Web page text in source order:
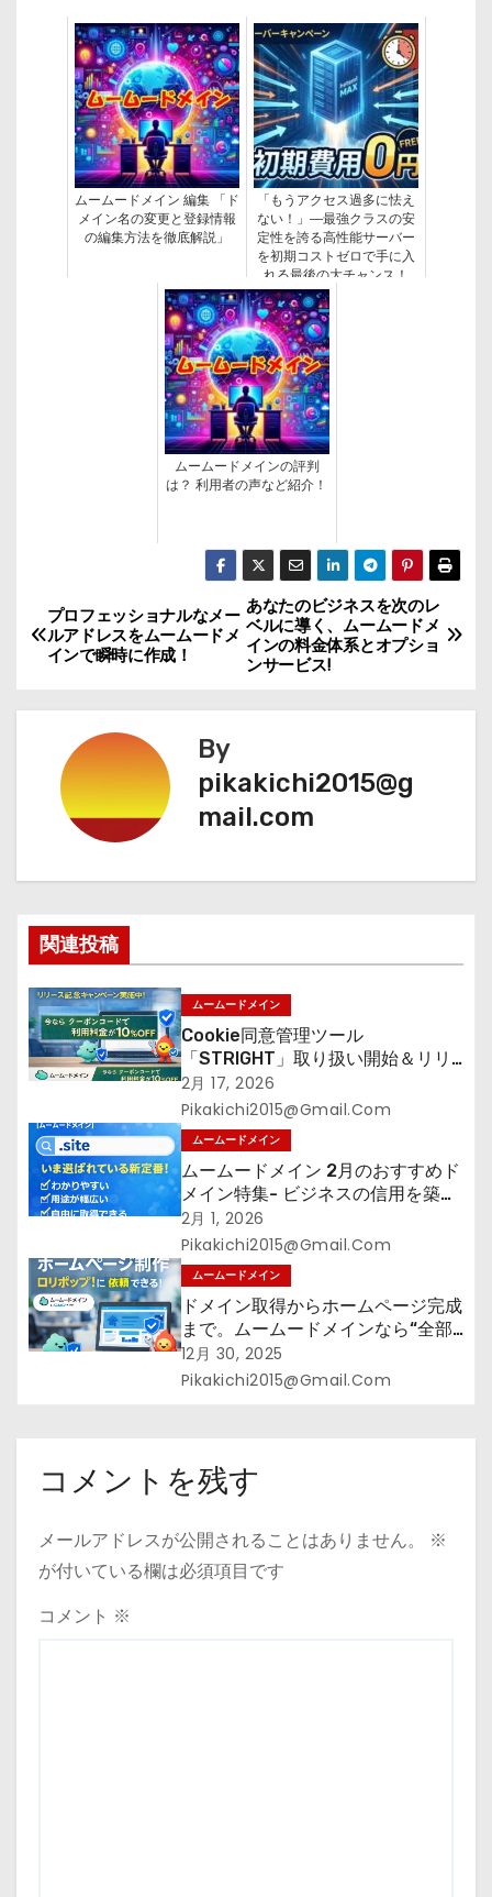
ムームードメイン 編集 「ド
メイン名の変更と登録情報
の編集方法を徹底解説」
「もうアクセス過多に怯え
ない！」—最強クラスの安
定性を誇る高性能サーバー
を初期コストゼロで手に入
れる最後の大チャンス！
ムームードメインの評判
は？ 利用者の声など紹介！
投
稿
ナ
ビ
ゲ
シ
ョ
ン
あなたのビジネスを次のレ
ベルに導く、ムームードメ
インの料金体系とオプショ
ンサービス!
プロフェッショナルなメー
ルアドレスをムームードメ
インで瞬時に作成！
By
pikakichi2015@g
mail.com
関連投稿
ムームードメイン
Cookie同意管理ツール
「STRIGHT」取り扱い開始＆リリ
ース記念キャンペーン【ムームード
メイン】
2月 17, 2026
Pikakichi2015@gmail.com
ムームードメイン
ムームードメイン 2月のおすすめド
メイン特集- ビジネスの信用を築く
――そのすべての起点となるのが独
自ドメイン
2月 1, 2026
Pikakichi2015@gmail.com
ムームードメイン
ドメイン取得からホームページ完成
まで。ムームードメインなら“全部
まとめて”安心スタート
12月 30, 2025
Pikakichi2015@gmail.com
コメントを残す
メールアドレスが公開されることはありません。
※
が付いている欄は必須項目です
コメント ※